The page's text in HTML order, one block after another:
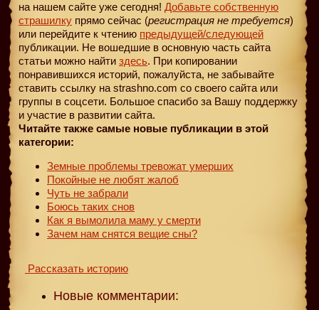
на нашем сайте уже сегодня! Добавьте собственную
страшилку прямо сейчас (регистрация не требуется)
или перейдите к чтению предыдущей/следующей
публикации. Не вошедшие в основную часть сайта
статьи можно найти здесь. При копировании
понравившихся историй, пожалуйста, не забывайте
ставить ссылку на strashno.com со своего сайта или
группы в соцсети. Большое спасибо за Вашу поддержку
и участие в развитии сайта.
Читайте также самые новые публикации в этой
категории:
Земные проблемы тревожат умерших
Покойные не любят жалоб
Чуть не забрали
Боюсь таких снов
Как я вымолила маму у смерти
Зачем нам снятся вещие сны?
Рассказать историю
Новые комментарии: